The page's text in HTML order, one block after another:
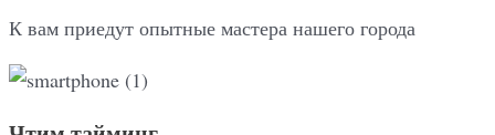
К вам приедут опытные мастера нашего города